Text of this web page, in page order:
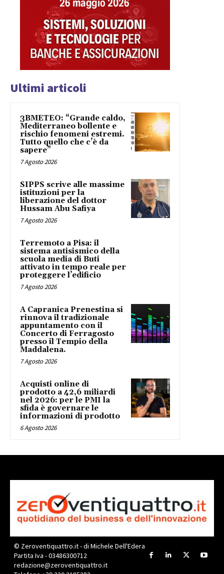
Ultimi articoli
3BMETEO: “Grande caldo,
Mediterraneo bollente e
rischio fenomeni estremi.
Tutto quello che c’è da
sapere”
7 Agosto 2026
SIPPS scrive alle massime
istituzioni per la
liberazione del dottor
Hussam Abu Safiya
7 Agosto 2026
Terremoto a Pisa: il
sistema antisismico della
scuola media di Buti
attivato in tempo reale per
proteggere l’edificio
7 Agosto 2026
A Capranica Prenestina si
rinnova il tradizionale
appuntamento con il
Concerto di Ferragosto
presso il Tempio della
Maddalena.
7 Agosto 2026
Acquisti online di
prodotto a 42,6 miliardi
nel 2026: per le PMI la
sfida è governare le
informazioni di prodotto
6 Agosto 2026
© Zeroventiquattro.it - di Michele Dell'Edera
Partita Iva - 03486300712
redazione@zeroventiquattro.it